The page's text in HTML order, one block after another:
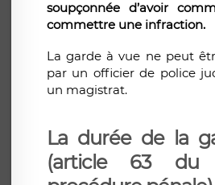
soupçonnée d’avoir
commettre une infraction.
La garde à vue ne peut
par un officier de police
un magistrat.
La durée de la
(article 63 du